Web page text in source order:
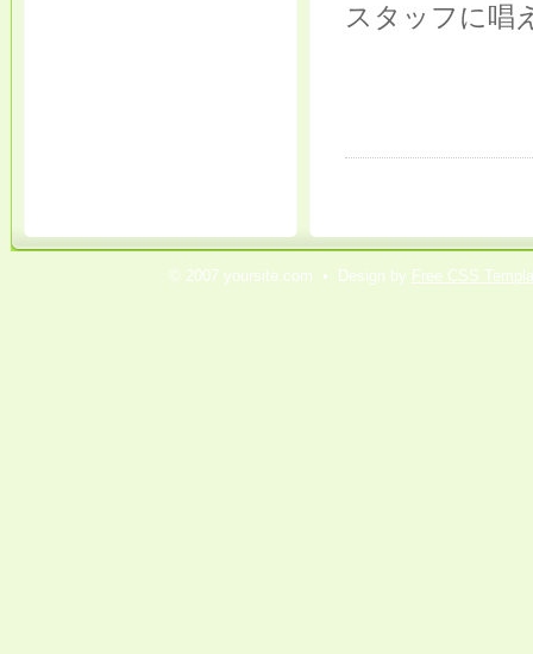
スタッフに唱
© 2007 yoursite.com • Design by Free CSS